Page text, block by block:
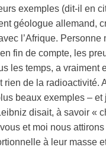
exemples (dit-il en
géologue allemand,
l’Afrique.
fin de compte, les
les temps, a vraiment
rien de la radioactivité.
beaux exemples –
disait, à savoir «
et moi nous
à leur masse